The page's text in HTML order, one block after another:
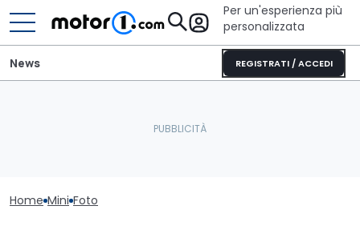
Per un'esperienza più
personalizzata
REGISTRATI / ACCEDI
News
Home Mini Foto